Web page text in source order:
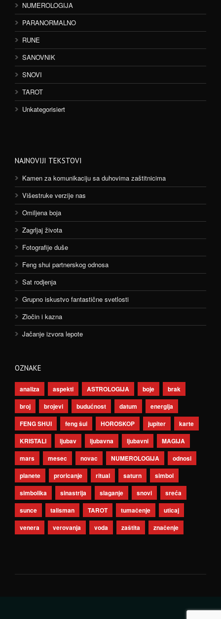
NUMEROLOGIJA
PARANORMALNO
RUNE
SANOVNIK
SNOVI
TAROT
Unkategorisiert
NAJNOVIJI TEKSTOVI
Kamen za komunikaciju sa duhovima zaštitnicima
Višestruke verzije nas
Omiljena boja
Zagrljaj života
Fotografije duše
Feng shui partnerskog odnosa
Sat rodjenja
Grupno iskustvo fantastične svetlosti
Zločin i kazna
Jačanje izvora lepote
OZNAKE
analiza aspekti ASTROLOGIJA boje
brak
broj
brojevi budućnost datum
energija
FENG SHUI
feng šui HOROSKOP jupiter
karte
KRISTALI
ljubav ljubavna ljubavni
MAGIJA
mars
mesec novac NUMEROLOGIJA
odnosi
planete
proricanje ritual saturn
simbol
simbolika
sinastrija slaganje snovi
sreća
sunce
talisman TAROT tumačenje
uticaj
venera
verovanja voda zaštita značenje